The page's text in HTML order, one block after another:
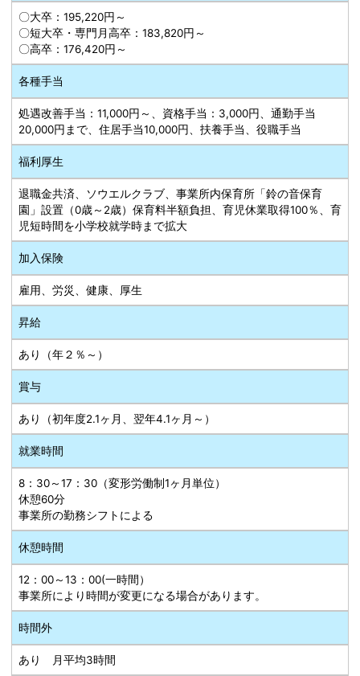
〇大卒：195,220円～
〇短大卒・専門月高卒：183,820円～
〇高卒：176,420円～
各種手当
処遇改善手当：11,000円～、資格手当：3,000円、通勤手当
20,000円まで、住居手当10,000円、扶養手当、役職手当
福利厚生
退職金共済、ソウエルクラブ、事業所内保育所「鈴の音保育
園」設置（0歳～2歳）保育料半額負担、育児休業取得100％、育
児短時間を小学校就学時まで拡大
加入保険
雇用、労災、健康、厚生
昇給
あり（年２％～）
賞与
あり（初年度2.1ヶ月、翌年4.1ヶ月～）
就業時間
8：30～17：30（変形労働制1ヶ月単位）
休憩60分
事業所の勤務シフトによる
休憩時間
12：00～13：00(一時間）
事業所により時間が変更になる場合があります。
時間外
あり 月平均3時間